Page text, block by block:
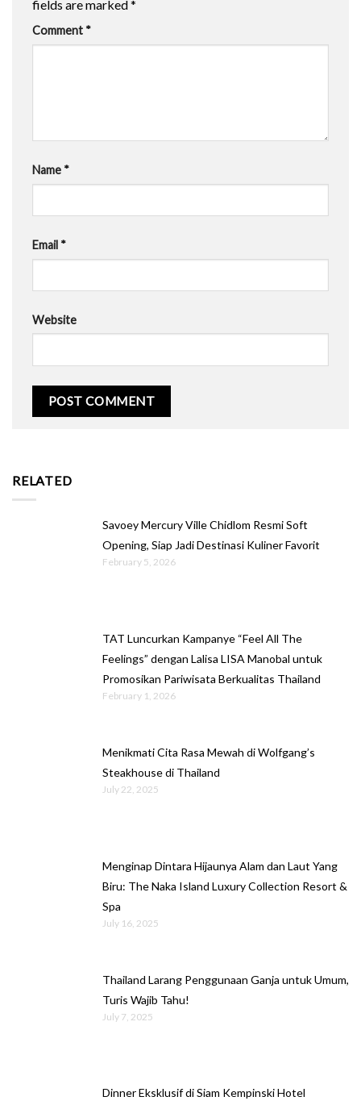
fields are marked*
Comment *
Name *
Email *
Website
RELATED
Savoey Mercury Ville Chidlom Resmi Soft
Opening, Siap Jadi Destinasi Kuliner Favorit
February 5, 2026
TAT Luncurkan Kampanye “Feel All The
Feelings” dengan Lalisa LISA Manobal untuk
Promosikan Pariwisata Berkualitas Thailand
February 1, 2026
Menikmati Cita Rasa Mewah di Wolfgang’s
Steakhouse di Thailand
July 22, 2025
Menginap Dintara Hijaunya Alam dan Laut Yang
Biru: The Naka Island Luxury Collection Resort &
Spa
July 16, 2025
Thailand Larang Penggunaan Ganja untuk Umum,
Turis Wajib Tahu!
July 7, 2025
Dinner Eksklusif di Siam Kempinski Hotel